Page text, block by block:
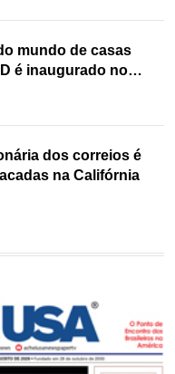
mundo de casas
é inaugurado no
dos correios é
na Califórnia